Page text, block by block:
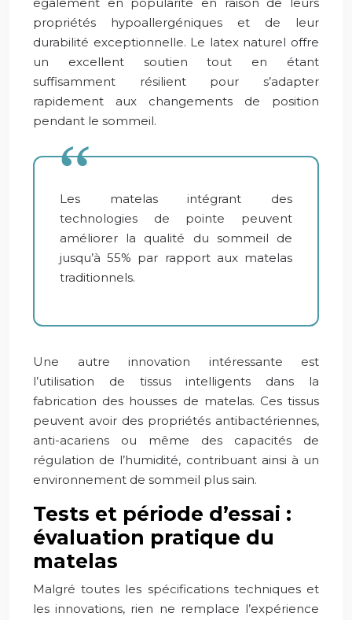
propriétés hypoallergéniques et de leur
durabilité exceptionnelle. Le latex naturel offre
un excellent soutien tout en étant
suffisamment résilient pour s’adapter
rapidement aux changements de position
pendant le sommeil.
Les matelas intégrant des
technologies de pointe peuvent
améliorer la qualité du sommeil de
jusqu’à 55% par rapport aux matelas
traditionnels.
Une autre innovation intéressante est
l’utilisation de tissus intelligents dans la
fabrication des housses de matelas. Ces tissus
peuvent avoir des propriétés antibactériennes,
anti-acariens ou même des capacités de
régulation de l’humidité, contribuant ainsi à un
environnement de sommeil plus sain.
Tests et période d’essai :
évaluation pratique du
matelas
Malgré toutes les spécifications techniques et
les innovations, rien ne remplace l’expérience